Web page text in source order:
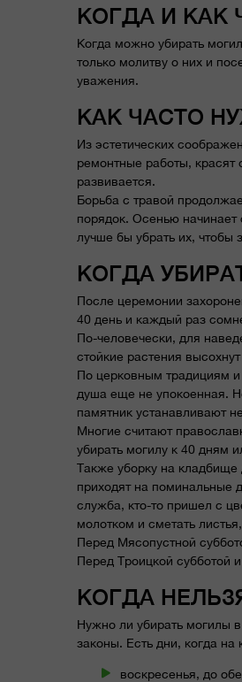
КОГДА И КАК
Когда можно убирать
только молитву о них и
уважения.
КАК ЧАСТО
Из эстетических
ремонтные работы, красят
развивается.
Борьба с травой
порядок. Осенью начинает
лучше бы убрать их, чтобы
КОГДА
После церемонии
40 день и каждый раз
По-человечески, для
стойкие растения
По церковным традициям и
душа еще не упокоенная.
памятник устанавливают
Многие считают
убирать могилу к 40 дням
Также уборку на кладбище
приходят на поминальные
служба, кто-то пришел с
молотком и сметать
Перед Мясопустной
Перед Троицкой субботой
КОГДА
Нужно ли убирать могилы
законы. Есть дни, когда
воскресенья, до